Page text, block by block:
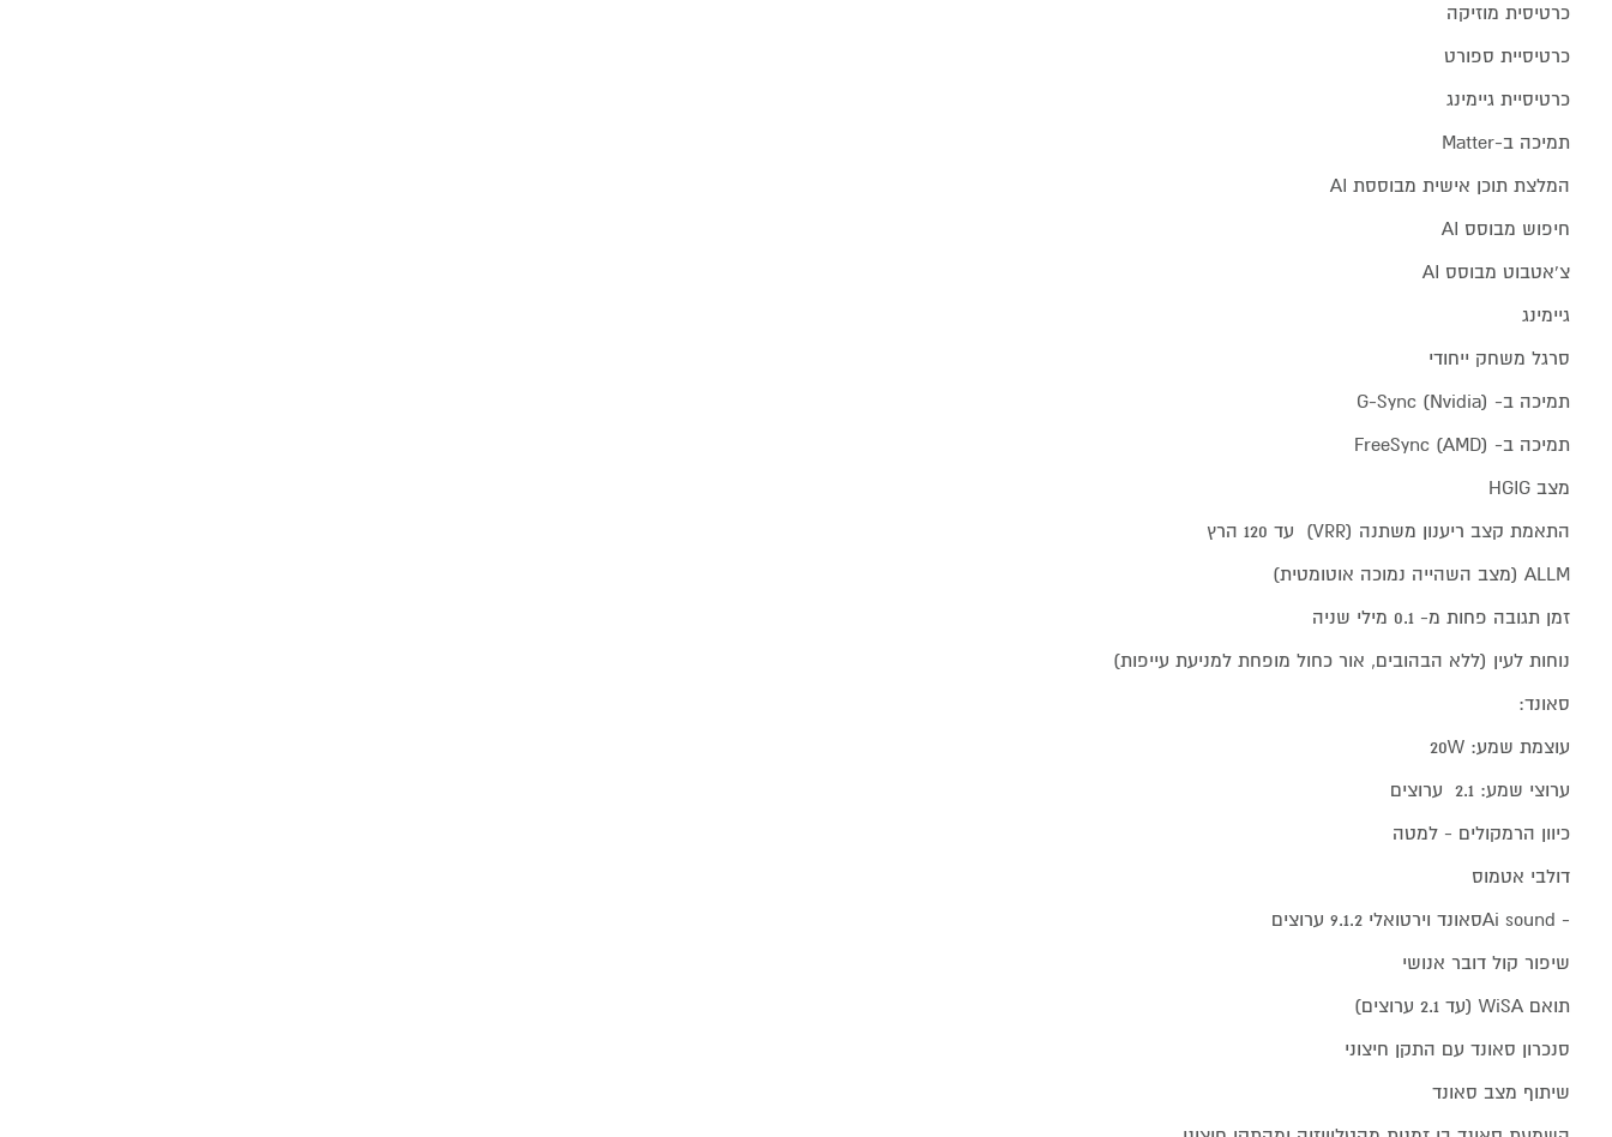
כרטיסית מוזיקה
כרטיסיית ספורט
כרטיסיית גיימינג
תמיכה ב-Matter
המלצת תוכן אישית מבוססת AI
חיפוש מבוסס AI
צ'אטבוט מבוסס AI
גיימינג
סרגל משחק ייחודי
תמיכה ב- G-Sync (Nvidia)
תמיכה ב- FreeSync (AMD)
מצב HGIG
התאמת קצב ריענון משתנה (VRR) עד 120 הרץ
ALLM (מצב השהייה נמוכה אוטומטית)
זמן תגובה פחות מ- 0.1 מילי שניה
נוחות לעין (ללא הבהובים, אור כחול מופחת למניעת עייפות)
סאונד:
עוצמת שמע: 20W
ערוצי שמע: 2.1 ערוצים
כיוון הרמקולים - למטה
דולבי אטמוס
- Ai soundסאונד וירטואלי 9.1.2 ערוצים
שיפור קול דובר אנושי
תואם WiSA (עד 2.1 ערוצים)
סנכרון סאונד עם התקן חיצוני
שיתוף מצב סאונד